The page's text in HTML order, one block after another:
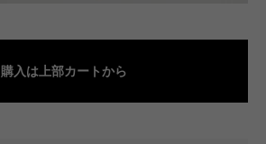
購入は上部カートから